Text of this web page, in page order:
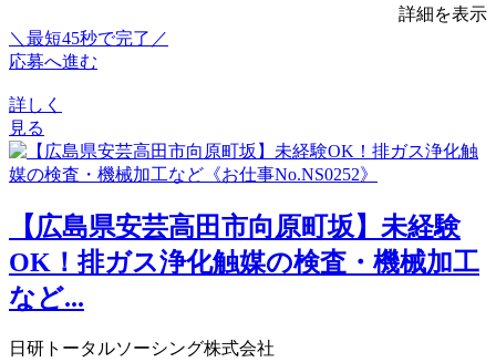
詳細を表示
＼最短45秒で完了／
応募へ進む
詳しく
見る
【広島県安芸高田市向原町坂】未経験
OK！排ガス浄化触媒の検査・機械加工
など...
日研トータルソーシング株式会社